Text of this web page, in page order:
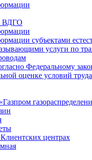
ВДГО
субъектами
услуги по
Федеральному
оценке условий
центрах